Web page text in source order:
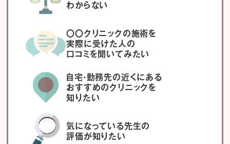
わからない
〇〇クリニックの施術を
実際に受けた人の
口コミを聞いてみたい
自宅・勤務先の近くにある
おすすめのクリニックを
知りたい
気になっている先生の
評価が知りたい